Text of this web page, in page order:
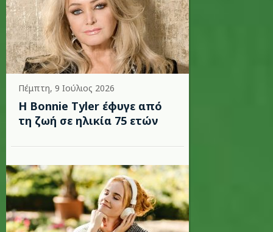
Πέμπτη, 9 Ιούλιος 2026
Η Bonnie Tyler έφυγε από
τη ζωή σε ηλικία 75 ετών